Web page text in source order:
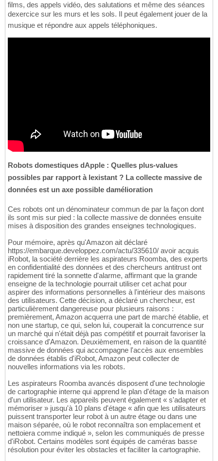
films, des appels vidéo, des salutations et même des séances
dexercice sur les murs et les sols. Il peut également jouer de la
musique et répondre aux appels téléphoniques.
Robots domestiques dApple : Quelles plus-values
possibles par rapport à lexistant ? La collecte massive de
données est un axe possible damélioration
Ces robots ont un dénominateur commun de par la façon dont
ils sont mis sur pied : la collecte massive de données ensuite
mises à disposition des grandes enseignes technologiques.
Pour mémoire, après qu'Amazon ait déclaré
https://embarque.developpez.com/actu/335610/ avoir acquis
iRobot, la société derrière les aspirateurs Roomba, des experts
en confidentialité des données et des chercheurs antitrust ont
rapidement tiré la sonnette d'alarme, affirmant que la grande
enseigne de la technologie pourrait utiliser cet achat pour
aspirer des informations personnelles à l'intérieur des maisons
des utilisateurs. Cette décision, a déclaré un chercheur, est
particulièrement dangereuse pour plusieurs raisons :
premièrement, Amazon acquerra une part de marché établie, et
non une startup, ce qui, selon lui, couperait la concurrence sur
un marché qui n'était déjà pas compétitif et pourrait favoriser la
croissance d'Amazon. Deuxièmement, en raison de la quantité
massive de données qui accompagne l'accès aux ensembles
de données établis d'iRobot, Amazon peut collecter de
nouvelles informations via les robots.
Les aspirateurs Roomba avancés disposent d'une technologie
de cartographie interne qui apprend le plan d'étage de la maison
d'un utilisateur. Les appareils peuvent également « s'adapter et
mémoriser » jusqu'à 10 plans d'étage « afin que les utilisateurs
puissent transporter leur robot à un autre étage ou dans une
maison séparée, où le robot reconnaîtra son emplacement et
nettoiera comme indiqué », selon les communiqués de presse
d'iRobot. Certains modèles sont équipés de caméras basse
résolution pour éviter les obstacles et faciliter la cartographie.